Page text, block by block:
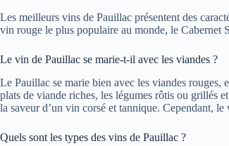
Les meilleurs vins de Pauillac présentent des
vin rouge le plus populaire au monde, le Cabernet
Le vin de Pauillac se marie-t-il avec les viandes ?
Le Pauillac se marie bien avec les viandes rouges,
plats de viande riches, les légumes rôtis ou grillés
la saveur d’un vin corsé et tannique. Cependant,
Quels sont les types des vins de Pauillac ?